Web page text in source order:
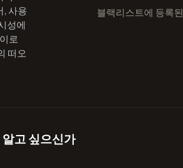
, 사용
성에
로
떠오
블랙리스트에 등록된
고 싶으신가